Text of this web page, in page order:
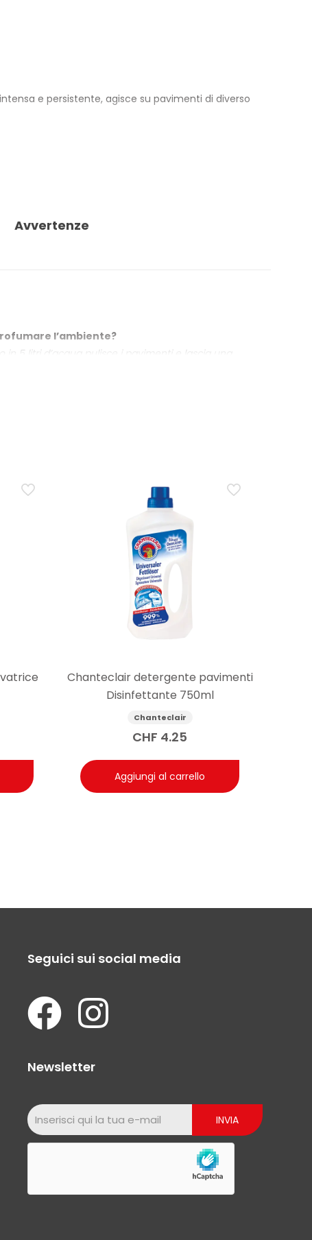
e persistente, agisce su pavimenti di diverso
dosaggio riduce anche il consumo di plastica.
Avvertenze
l’ambiente?
5 litri d’acqua pulisce i pavimenti e lascia una
è consigliato?
indicato dimezzare la quantità rispetto alla dose
Blossom concentrata da 235 ml?
concentrata. La fragranza Fresh Blossom è
Chanteclair detergente pavimenti
Disinfettante 750ml
Chanteclair
CHF 4.25
Aggiungi al carrello
Seguici sui social media
Newsletter